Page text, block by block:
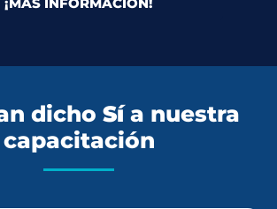
dicho Sía nuestra
capacitación